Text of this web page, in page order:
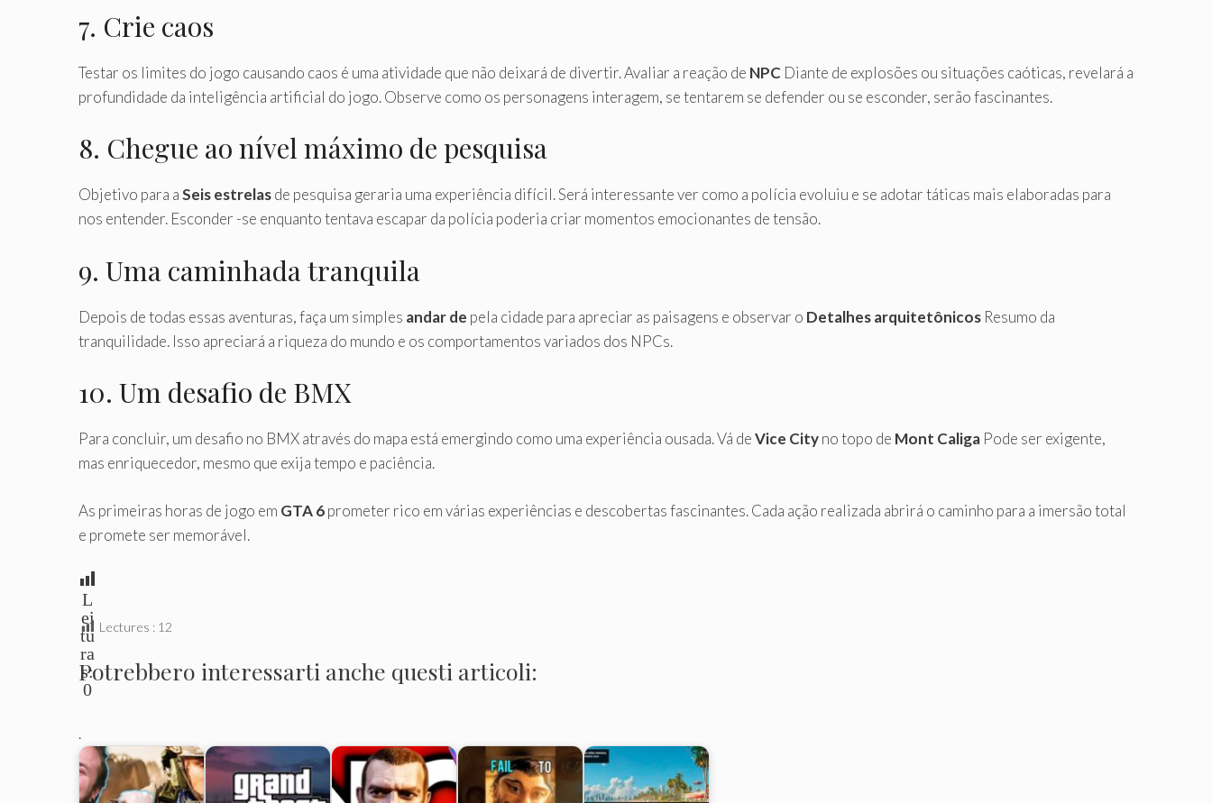
7. Crie caos
Testar os limites do jogo causando caos é uma atividade que não deixará de divertir. Avaliar a reação de NPC Diante de explosões ou situações caóticas, revelará a
profundidade da inteligência artificial do jogo. Observe como os personagens interagem, se tentarem se defender ou se esconder, serão fascinantes.
8. Chegue ao nível máximo de pesquisa
Objetivo para aSeis estrelasde pesquisa geraria uma experiência difícil. Será interessante ver como a polícia evoluiu e se adotar táticas mais elaboradas para
nos entender. Esconder -se enquanto tentava escapar da polícia poderia criar momentos emocionantes de tensão.
9. Uma caminhada tranquila
Depois de todas essas aventuras, faça um simples andar de pela cidade para apreciar as paisagens e observar o Detalhes arquitetônicos Resumo da
tranquilidade. Isso apreciará a riqueza do mundo e os comportamentos variados dos NPCs.
10. Um desafio de BMX
Para concluir, um desafio no BMX através do mapa está emergindo como uma experiência ousada. Vá deVice Cityno topo de Mont Caliga Pode ser exigente,
mas enriquecedor, mesmo que exija tempo e paciência.
As primeiras horas de jogo em GTA 6prometer rico em várias experiências e descobertas fascinantes. Cada ação realizada abrirá o caminho para a imersão total
e promete ser memorável.
L
ei
tu
ra
s:
0
Lectures : 12
Potrebbero interessarti anche questi articoli:
.